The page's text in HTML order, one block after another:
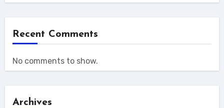
Recent Comments
No comments to show.
Archives